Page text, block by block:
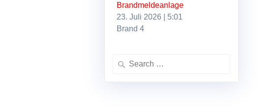
Brandmeldeanlage
23. Juli 2026
5:01
Brand 4
Search